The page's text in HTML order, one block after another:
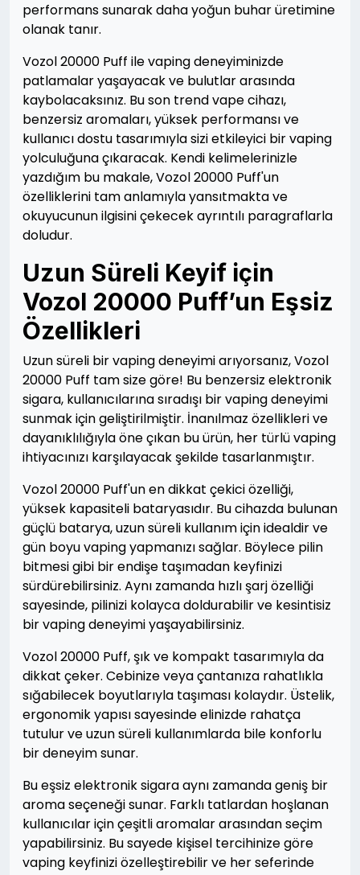
performans sunarak daha yoğun buhar üretimine
olanak tanır.
Vozol 20000 Puff ile vaping deneyiminizde
patlamalar yaşayacak ve bulutlar arasında
kaybolacaksınız. Bu son trend vape cihazı,
benzersiz aromaları, yüksek performansı ve
kullanıcı dostu tasarımıyla sizi etkileyici bir vaping
yolculuğuna çıkaracak. Kendi kelimelerinizle
yazdığım bu makale, Vozol 20000 Puff'un
özelliklerini tam anlamıyla yansıtmakta ve
okuyucunun ilgisini çekecek ayrıntılı paragraflarla
doludur.
Uzun Süreli Keyif için
Vozol 20000 Puff’un Eşsiz
Özellikleri
Uzun süreli bir vaping deneyimi arıyorsanız, Vozol
20000 Puff tam size göre! Bu benzersiz elektronik
sigara, kullanıcılarına sıradışı bir vaping deneyimi
sunmak için geliştirilmiştir. İnanılmaz özellikleri ve
dayanıklılığıyla öne çıkan bu ürün, her türlü vaping
ihtiyacınızı karşılayacak şekilde tasarlanmıştır.
Vozol 20000 Puff'un en dikkat çekici özelliği,
yüksek kapasiteli bataryasıdır. Bu cihazda bulunan
güçlü batarya, uzun süreli kullanım için idealdir ve
gün boyu vaping yapmanızı sağlar. Böylece pilin
bitmesi gibi bir endişe taşımadan keyfinizi
sürdürebilirsiniz. Aynı zamanda hızlı şarj özelliği
sayesinde, pilinizi kolayca doldurabilir ve kesintisiz
bir vaping deneyimi yaşayabilirsiniz.
Vozol 20000 Puff, şık ve kompakt tasarımıyla da
dikkat çeker. Cebinize veya çantanıza rahatlıkla
sığabilecek boyutlarıyla taşıması kolaydır. Üstelik,
ergonomik yapısı sayesinde elinizde rahatça
tutulur ve uzun süreli kullanımlarda bile konforlu
bir deneyim sunar.
Bu eşsiz elektronik sigara aynı zamanda geniş bir
aroma seçeneği sunar. Farklı tatlardan hoşlanan
kullanıcılar için çeşitli aromalar arasından seçim
yapabilirsiniz. Bu sayede kişisel tercihinize göre
vaping keyfinizi özelleştirebilir ve her seferinde